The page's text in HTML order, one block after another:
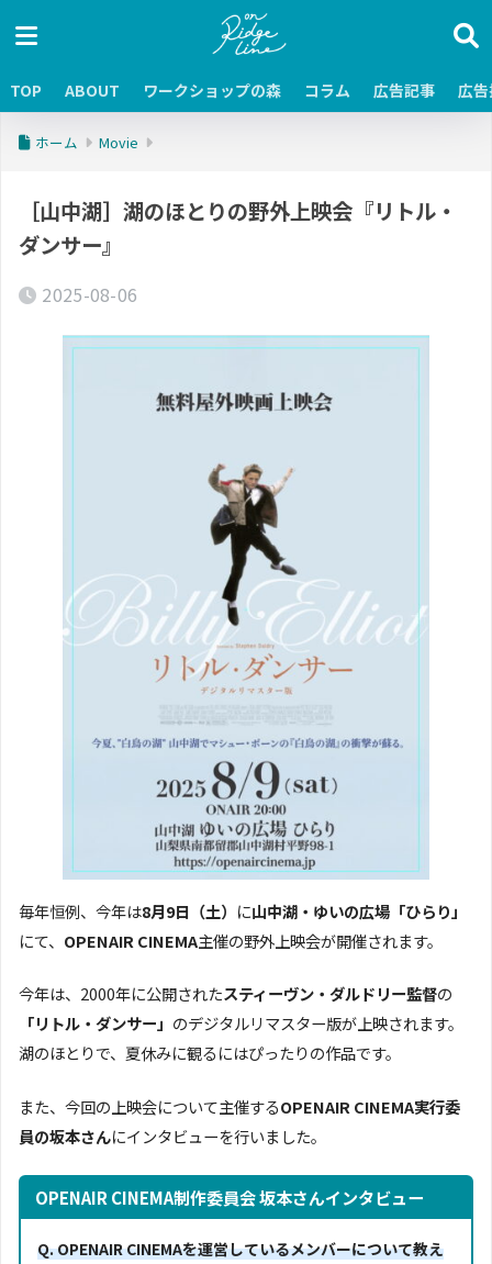
TOP ABOUT ワークショップの森 コラム 広告記事 広
ホーム Movie
［山中湖］湖のほとりの野外上映会『リトル・
ダンサー』
2025-08-06
毎年恒例、今年は8月9日（土） に山中湖・ゆいの広場「ひらり」
にて、 OPENAIR CINEMA主催の野外上映会が開催されます。
今年は、2000年に公開されたスティーヴン・ダルドリー監督の
「リトル・ダンサー」 のデジタルリマスター版が上映されます。
湖のほとりで、夏休みに観るにはぴったりの作品です。
また、今回の上映会について主催するOPENAIR CINEMA実行委
員の坂本さんにインタビューを行いました。
OPENAIR CINEMA制作委員会 坂本さんインタビュー
Q. OPENAIR CINEMAを運営しているメンバーについて教え